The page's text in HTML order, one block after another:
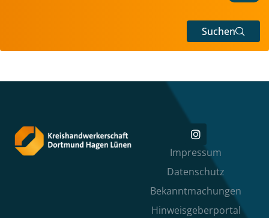
Suchen
Impressum
Datenschutz
Bekanntmachungen
Hinweisgeberportal